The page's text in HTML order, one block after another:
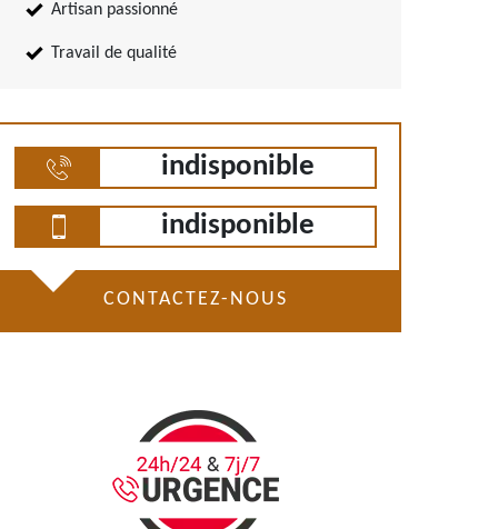
Artisan passionné
Travail de qualité
indisponible
indisponible
CONTACTEZ-NOUS